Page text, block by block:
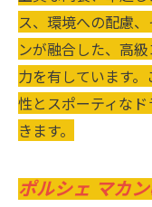
ス、環境への配慮
ンが融合した、高
力を有しています
性とスポーティな
きます。
ポルシェ マカ